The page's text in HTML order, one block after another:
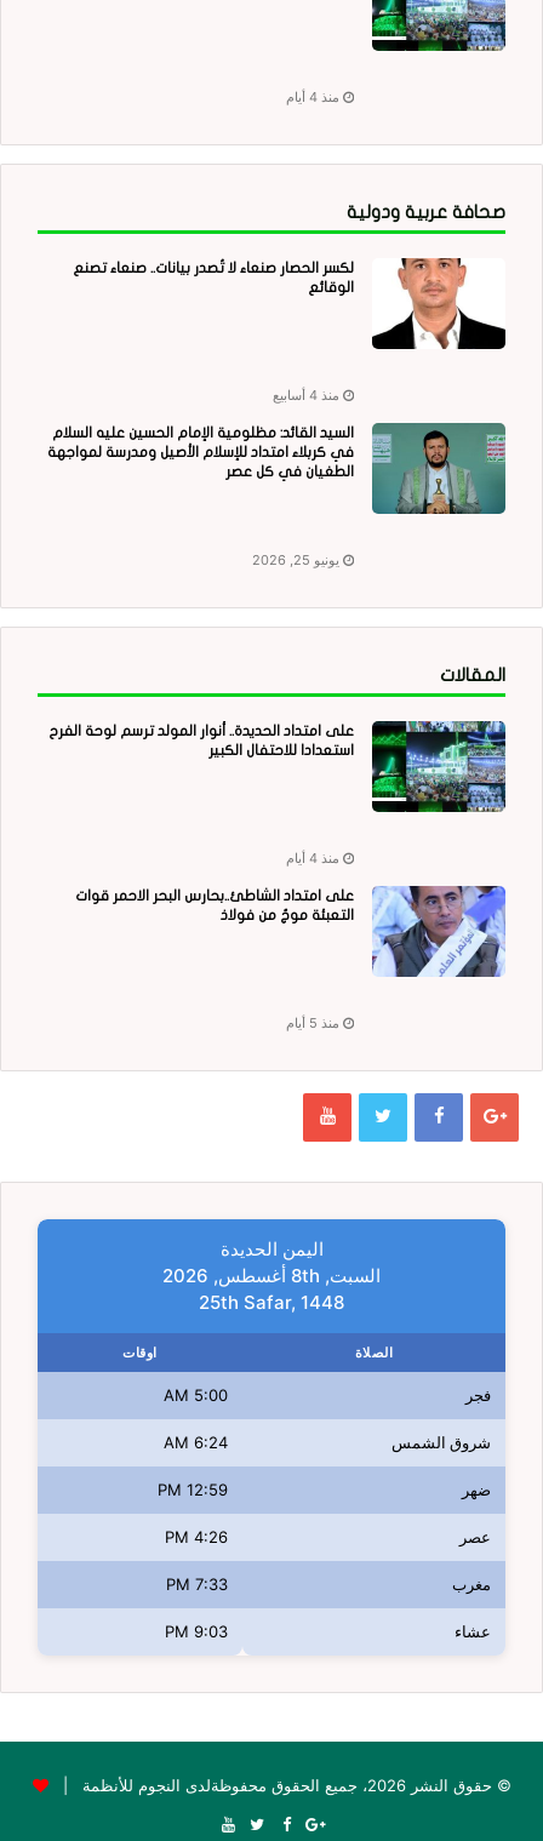
منذ 4 أيام
صحافة عربية ودولية
لكسر الحصار صنعاء لا تُصدر بيانات.. صنعاء تصنع
الوقائع
منذ 4 أسابيع
السيد القائد: مظلومية الإمام الحسين عليه السلام
في كربلاء امتداد للإسلام الأصيل ومدرسة لمواجهة
الطغيان في كل عصر
يونيو 25, 2026
المقالات
على امتداد الحديدة.. أنوار المولد ترسم لوحة الفرح
استعدادا للاحتفال الكبير
منذ 4 أيام
على امتداد الشاطئ..بحارس البحر الاحمر قوات
التعبئة موجٌ من فولاذ
منذ 5 أيام
اليمن الحديدة
السبت, 8th أغسطس, 2026
25th Safar, 1448
الصلاة اوقات
فجر 5:00 AM
شروق الشمس 6:24 AM
ضهر 12:59 PM
عصر 4:26 PM
مغرب 7:33 PM
عشاء 9:03 PM
© حقوق النشر 2026، جميع الحقوق محفوظةلدى النجوم للأنظمة |